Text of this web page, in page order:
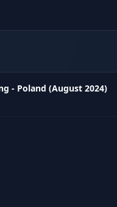
- Poland (August 2024)